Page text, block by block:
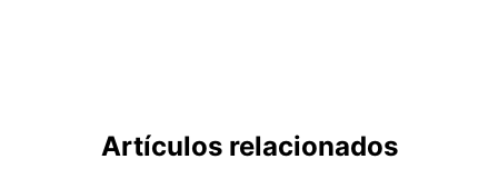
Artículos relacionados